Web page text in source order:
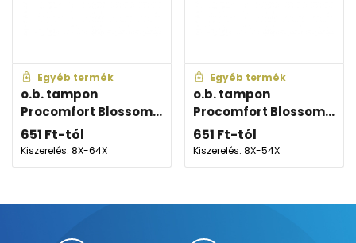
Egyéb termék
o.b. tampon
Procomfort Blossom...
651 Ft-tól
Kiszerelés: 8X-64X
Egyéb termék
o.b. tampon
Procomfort Blossom...
651 Ft-tól
Kiszerelés: 8X-54X